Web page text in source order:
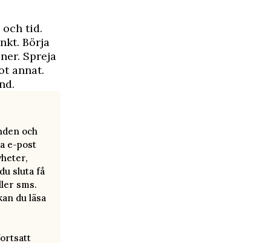
och tid.
Börja
Spreja
annat.
och
e-post
sluta få
sms.
du läsa